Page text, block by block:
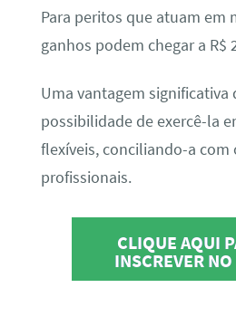
Para peritos que atuam em
ganhos podem chegar a R$
Uma vantagem significativa
possibilidade de exercê-la
flexíveis, conciliando-a com
profissionais.
CLIQUE AQUI
INSCREVER